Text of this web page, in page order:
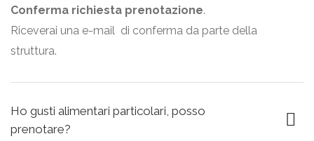
Conferma richiesta prenotazione.
Riceverai una e-mail di conferma da parte della
struttura.
Ho gusti alimentari particolari, posso
prenotare?